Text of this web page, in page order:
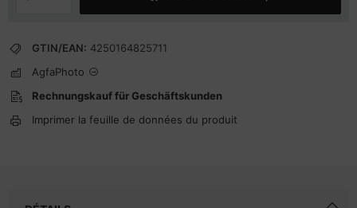
GTIN/EAN: 4250164825711
AgfaPhoto
Rechnungskauf für Geschäftskunden
Imprimer la feuille de données du produit